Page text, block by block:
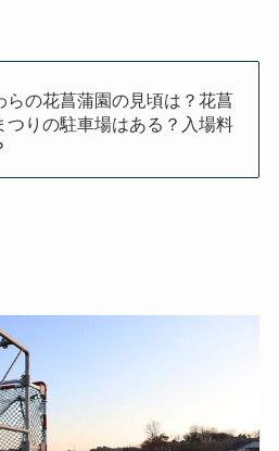
らの花菖蒲園の見頃は？花菖
つりの駐車場はある？入場料